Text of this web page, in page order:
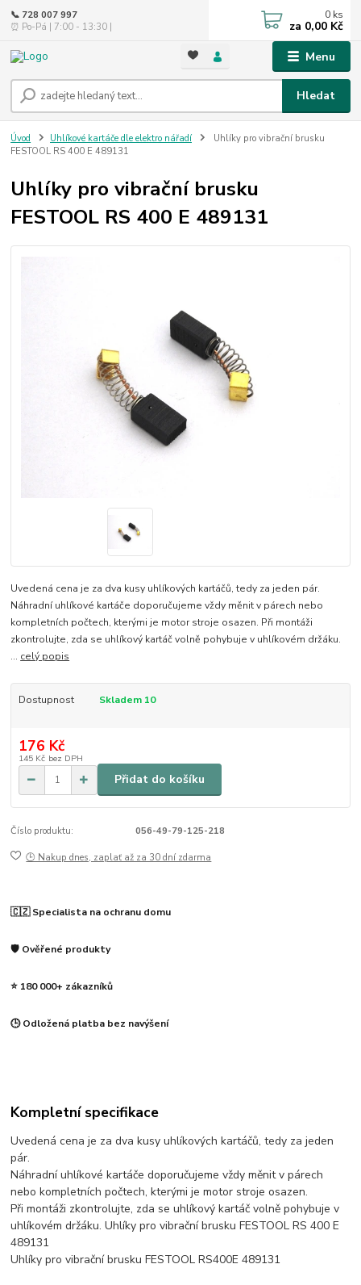
Menu
Hledat
📞 728 007 997
⏰ Po-Pá | 7:00 - 13:30 |
0 ks
za 0,00 Kč
Úvod Uhlíkové kartáče dle elektro nářadí
Uhlíky pro vibrační brusku
FESTOOL RS 400 E 489131
Uhlíky pro vibrační brusku
FESTOOL RS 400 E 489131
Uvedená cena je za dva kusy uhlíkových kartáčů, tedy za jeden pár.
Náhradní uhlíkové kartáče doporučujeme vždy měnit v párech nebo
kompletních počtech, kterými je motor stroje osazen. Při montáži
zkontrolujte, zda se uhlíkový kartáč volně pohybuje v uhlíkovém držáku.
... celý popis
Dostupnost Skladem 10
176 Kč
145 Kč bez DPH
Přidat do košíku
Číslo produktu: 056-49-79-125-218
🕒 Nakup dnes, zaplať až za 30 dní zdarma
🇨🇿 Specialista na ochranu domu
🛡️ Ověřené produkty
⭐ 180 000+ zákazníků
🕒 Odložená platba bez navýšení
Kompletní specifikace
Uvedená cena je za dva kusy uhlíkových kartáčů, tedy za jeden
pár.
Náhradní uhlíkové kartáče doporučujeme vždy měnit v párech
nebo kompletních počtech, kterými je motor stroje osazen.
Při montáži zkontrolujte, zda se uhlíkový kartáč volně pohybuje v
uhlíkovém držáku. Uhlíky pro vibrační brusku FESTOOL RS 400 E
489131
Uhlíky pro vibrační brusku FESTOOL RS400E 489131